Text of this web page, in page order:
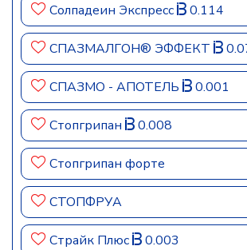
Солпадеин Экспресс 0.114
СПАЗМАЛГОН® ЭФФЕКТ
СПАЗМО - АПОТЕЛЬ 0.001
Стопгрипан 0.008
Стопгрипан форте
СТОПФРУА
Страйк Плюс 0.003